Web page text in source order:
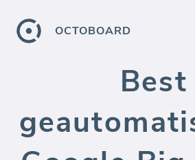
OCTOBOARD
Best